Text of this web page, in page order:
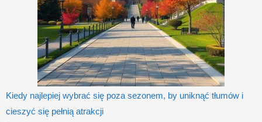
Kiedy najlepiej wybrać się poza sezonem, by uniknąć tłumów i
cieszyć się pełnią atrakcji